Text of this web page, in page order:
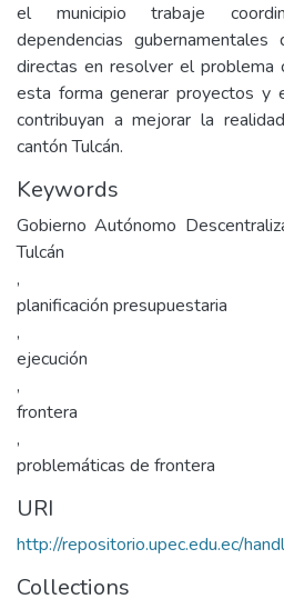
el municipio trabaje
dependencias
directas en resolver el problema
esta forma generar proyectos y
contribuyan a mejorar la
cantón Tulcán.
Keywords
Gobierno Autónomo
Tulcán
,
planificación presupuestaria
,
ejecución
,
frontera
,
problemáticas de frontera
URI
http://repositorio.upec.edu.ec/
Collections